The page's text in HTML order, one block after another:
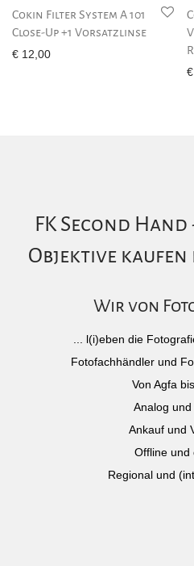
Cokin Filter System A 101
Close-Up +1 Vorsatzlinse
€ 12,00
€
FK Second
Objektive kaufen
Wir von
... l(i)eben die
Fotofachhändler und
Von Agfa
Analog und
Ankauf und
Offline und
Regional und